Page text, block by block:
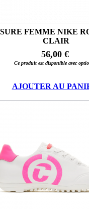
FEMME NIKE
CLAIR
56,00 €
Ce produit est disponible avec
AJOUTER AU